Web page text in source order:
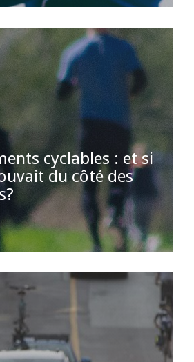
cyclables : et si
du côté des